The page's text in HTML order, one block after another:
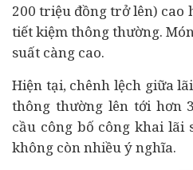
200 triệu đồng trở lên) cao
tiết kiệm thông thường.
suất càng cao.
Hiện tại, chênh lệch giữa
thông thường lên tới hơn
cầu công bố công khai lãi
không còn nhiều ý nghĩa.